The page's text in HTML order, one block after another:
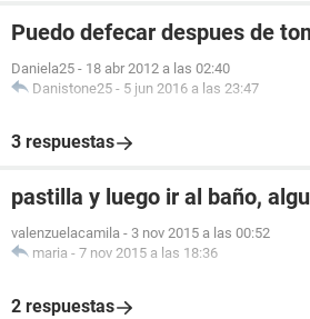
Puedo defecar despues de
Daniela25 - 18 abr 2012 a las 02:40
Danistone25 - 5 jun 2016 a las 23:47
3 respuestas
pastilla y luego ir al baño,
valenzuelacamila - 3 nov 2015 a las 00:52
maria - 7 nov 2015 a las 18:36
2 respuestas